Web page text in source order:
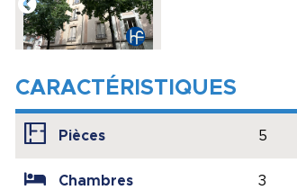
CARACTÉRISTIQUES
Pièces 5
Chambres 3